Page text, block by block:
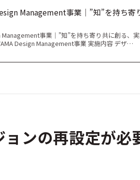
Management事業│”知”を持ち
Management事業│”知”を持ち寄り共に創る、
Design Management事業 実施内容 デザ…
ンの再設定が必